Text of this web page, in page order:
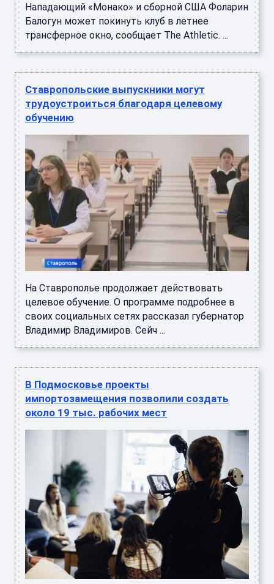
Нападающий «Монако» и сборной США Фоларин
Балогун может покинуть клуб в летнее
трансферное окно, сообщает The Athletic. ...
Ставропольские выпускники могут
трудоустроиться благодаря целевому
обучению
На Ставрополье продолжает действовать
целевое обучение. О программе подробнее в
своих социальных сетях рассказал губернатор
Владимир Владимиров. Сейч ...
В Подмосковье проекты
импортозамещения позволили создать
около 19 тыс. рабочих мест